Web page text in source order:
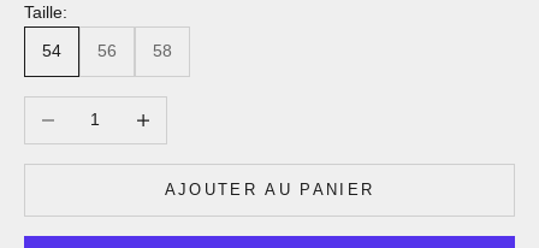
Taille:
54 56 58
Diminuer la quantité
AJOUTER AU PANIER